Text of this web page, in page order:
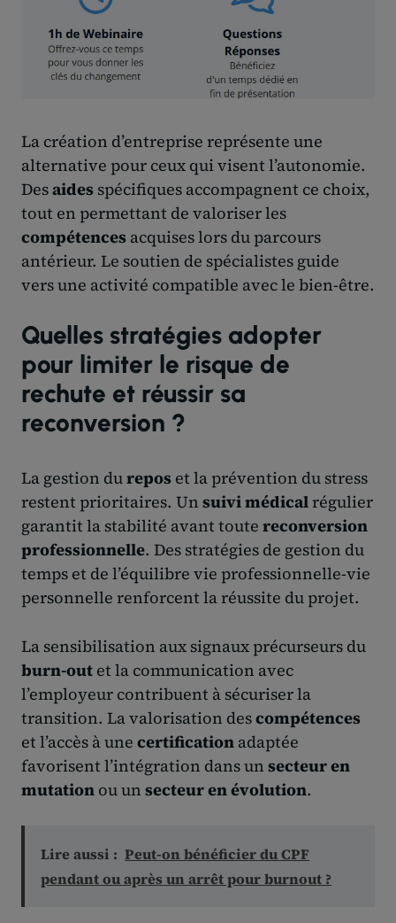
La création d’entreprise représente une
alternative pour ceux qui visent l’autonomie.
Desaides spécifiques accompagnent ce choix,
tout en permettant de valoriser les
compétences acquises lors du parcours
antérieur. Le soutien de spécialistes guide
vers une activité compatible avec le bien-être.
Quelles stratégies adopter
pour limiter le risque de
rechute et réussir sa
reconversion ?
La gestion durepos et la prévention du stress
restent prioritaires. Un suivi médicalrégulier
garantit la stabilité avant toute reconversion
professionnelle. Des stratégies de gestion du
temps et de l’équilibre vie professionnelle-vie
personnelle renforcent la réussite du projet.
La sensibilisation aux signaux précurseurs du
burn-out et la communication avec
l’employeur contribuent à sécuriser la
transition. La valorisation descompétences
et l’accès à une certification adaptée
favorisent l’intégration dans un secteur en
mutation ou un secteur en évolution.
Lire aussi : Peut-on bénéficier du CPF
pendant ou après un arrêt pour burnout ?